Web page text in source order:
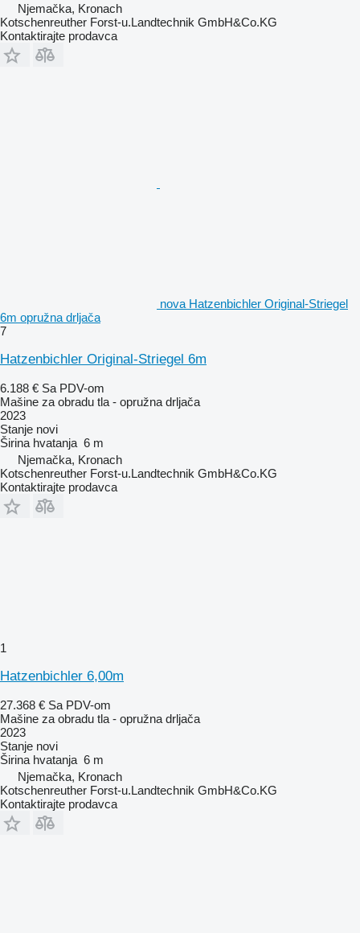
Njemačka, Kronach
Kotschenreuther Forst-u.Landtechnik GmbH&Co.KG
Kontaktirajte prodavca
nova Hatzenbichler Original-Striegel
6m opružna drljača
7
Hatzenbichler Original-Striegel 6m
6.188 € Sa PDV-om
Mašine za obradu tla - opružna drljača
2023
Stanje novi
Širina hvatanja 6 m
Njemačka, Kronach
Kotschenreuther Forst-u.Landtechnik GmbH&Co.KG
Kontaktirajte prodavca
1
Hatzenbichler 6,00m
27.368 € Sa PDV-om
Mašine za obradu tla - opružna drljača
2023
Stanje novi
Širina hvatanja 6 m
Njemačka, Kronach
Kotschenreuther Forst-u.Landtechnik GmbH&Co.KG
Kontaktirajte prodavca